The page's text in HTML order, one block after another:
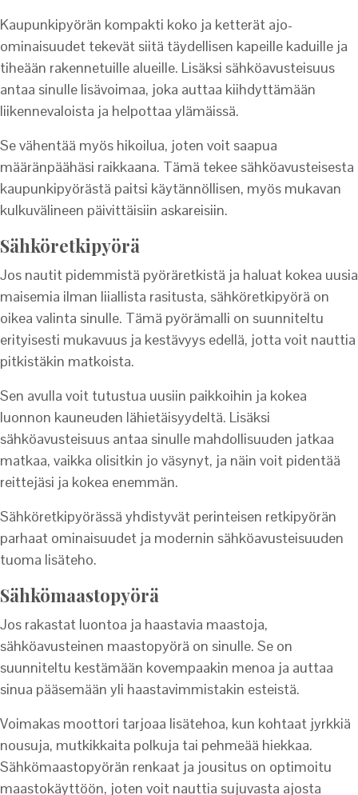
Kaupunkipyörän kompakti koko ja ketterät ajo-
ominaisuudet tekevät siitä täydellisen kapeille kaduille ja
tiheään rakennetuille alueille. Lisäksi sähköavusteisuus
antaa sinulle lisävoimaa, joka auttaa kiihdyttämään
liikennevaloista ja helpottaa ylämäissä.
Se vähentää myös hikoilua, joten voit saapua
määränpäähäsi raikkaana. Tämä tekee sähköavusteisesta
kaupunkipyörästä paitsi käytännöllisen, myös mukavan
kulkuvälineen päivittäisiin askareisiin.
Sähköretkipyörä
Jos nautit pidemmistä pyöräretkistä ja haluat kokea uusia
maisemia ilman liiallista rasitusta, sähköretkipyörä on
oikea valinta sinulle. Tämä pyörämalli on suunniteltu
erityisesti mukavuus ja kestävyys edellä, jotta voit nauttia
pitkistäkin matkoista.
Sen avulla voit tutustua uusiin paikkoihin ja kokea
luonnon kauneuden lähietäisyydeltä. Lisäksi
sähköavusteisuus antaa sinulle mahdollisuuden jatkaa
matkaa, vaikka olisitkin jo väsynyt, ja näin voit pidentää
reittejäsi ja kokea enemmän.
Sähköretkipyörässä yhdistyvät perinteisen retkipyörän
parhaat ominaisuudet ja modernin sähköavusteisuuden
tuoma lisäteho.
Sähkömaastopyörä
Jos rakastat luontoa ja haastavia maastoja,
sähköavusteinen maastopyörä on sinulle. Se on
suunniteltu kestämään kovempaakin menoa ja auttaa
sinua pääsemään yli haastavimmistakin esteistä.
Voimakas moottori tarjoaa lisätehoa, kun kohtaat jyrkkiä
nousuja, mutkikkaita polkuja tai pehmeää hiekkaa.
Sähkömaastopyörän renkaat ja jousitus on optimoitu
maastokäyttöön, joten voit nauttia sujuvasta ajosta